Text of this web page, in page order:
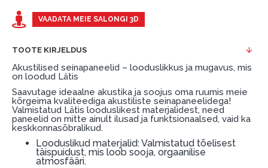
eeliseid ilma esimese sissemakseta ja järelmaksu
perioodiga kuni 12 kuud.
Näide: Toote hind 300 €, periood: 12 kuud,
esimene sissemakse: 0 €, igakuine makse: 25 €,
kogu ülemakse: 0 €.
Liisingut ja järelmaksu saate vormistada ka külastades
meie salongi Dārzciema tänaval 91, Riia, Läti.
Dokumendi nõuded:
ESTO LV AS (Dokumentide vormistamiseks on
VAADATA MEIE SALONGI 3D
TOOTE KIRJELDUS
Akustilised seinapaneelid – looduslikkus ja mugavus, mis
on loodud Lätis
Saavutage ideaalne akustika ja soojus oma ruumis meie
kõrgeima kvaliteediga akustiliste seinapaneelidega!
Valmistatud Lätis looduslikest materjalidest, need
paneelid on mitte ainult ilusad ja funktsionaalsed, vaid ka
keskkonnasõbralikud.
Looduslikud materjalid: Valmistatud tõelisest
täispuidust, mis loob sooja, orgaanilise
atmosfääri.